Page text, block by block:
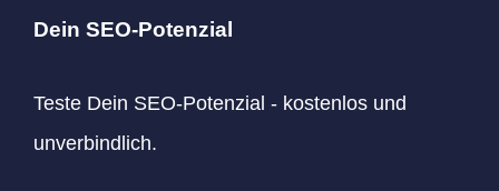
Dein SEO-Potenzial
Teste Dein SEO-Potenzial - kostenlos und
unverbindlich.